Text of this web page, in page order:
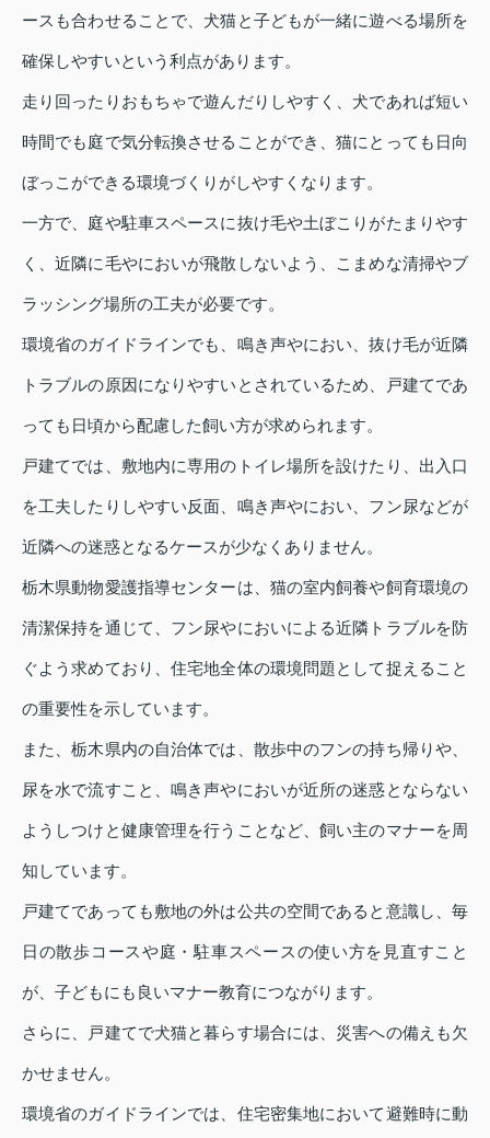
ースも合わせることで、犬猫と子どもが一緒に遊べる場所を
確保しやすいという利点があります。
走り回ったりおもちゃで遊んだりしやすく、犬であれば短い
時間でも庭で気分転換させることができ、猫にとっても日向
ぼっこができる環境づくりがしやすくなります。
一方で、庭や駐車スペースに抜け毛や土ぼこりがたまりやす
く、近隣に毛やにおいが飛散しないよう、こまめな清掃やブ
ラッシング場所の工夫が必要です。
環境省のガイドラインでも、鳴き声やにおい、抜け毛が近隣
トラブルの原因になりやすいとされているため、戸建てであ
っても日頃から配慮した飼い方が求められます。
戸建てでは、敷地内に専用のトイレ場所を設けたり、出入口
を工夫したりしやすい反面、鳴き声やにおい、フン尿などが
近隣への迷惑となるケースが少なくありません。
栃木県動物愛護指導センターは、猫の室内飼養や飼育環境の
清潔保持を通じて、フン尿やにおいによる近隣トラブルを防
ぐよう求めており、住宅地全体の環境問題として捉えること
の重要性を示しています。
また、栃木県内の自治体では、散歩中のフンの持ち帰りや、
尿を水で流すこと、鳴き声やにおいが近所の迷惑とならない
ようしつけと健康管理を行うことなど、飼い主のマナーを周
知しています。
戸建てであっても敷地の外は公共の空間であると意識し、毎
日の散歩コースや庭・駐車スペースの使い方を見直すこと
が、子どもにも良いマナー教育につながります。
さらに、戸建てで犬猫と暮らす場合には、災害への備えも欠
かせません。
環境省のガイドラインでは、住宅密集地において避難時に動